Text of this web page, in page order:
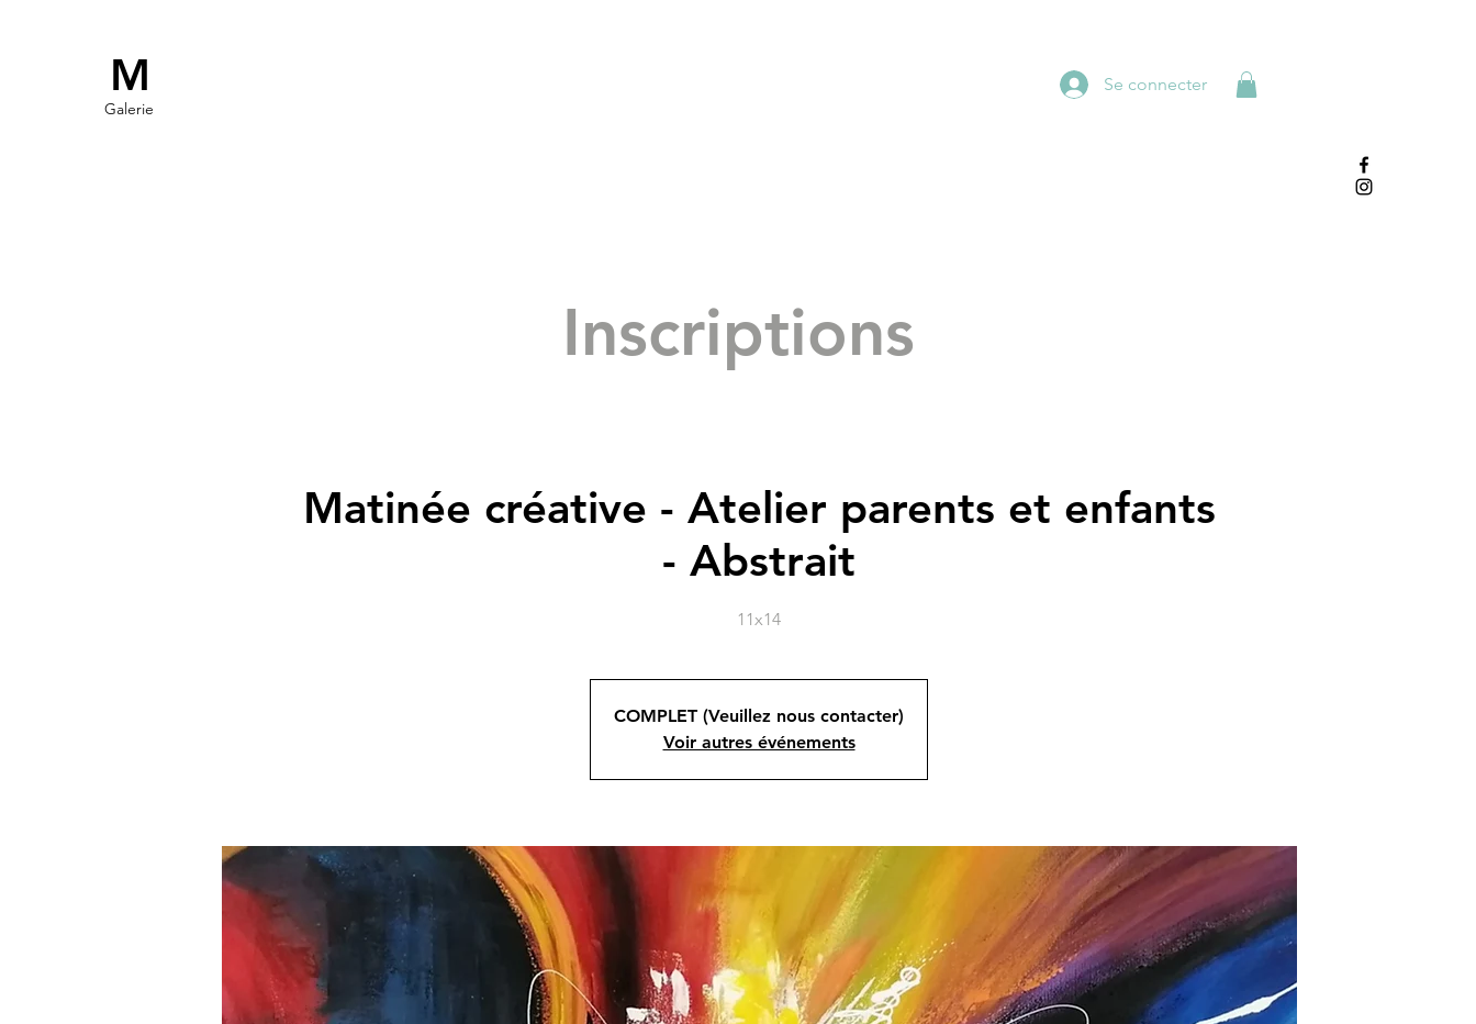
M
Galerie
Se connecter
Inscriptions
Matinée créative - Atelier parents et enfants
- Abstrait
11x14
COMPLET (Veuillez nous contacter)
Voir autres événements